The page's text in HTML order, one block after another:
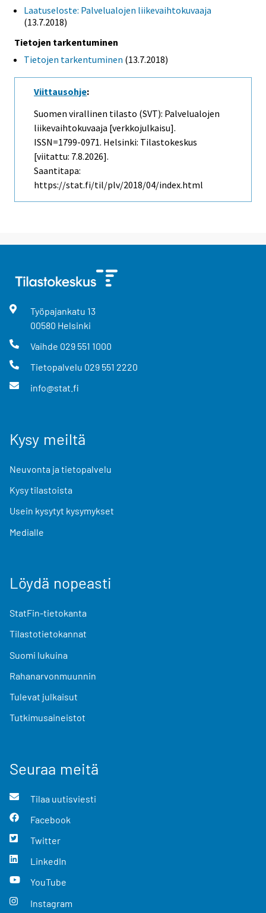
Laatuseloste: Palvelualojen liikevaihtokuvaaja
(13.7.2018)
Tietojen tarkentuminen
Tietojen tarkentuminen (13.7.2018)
Viittausohje:
Suomen virallinen tilasto (SVT): Palvelualojen
liikevaihtokuvaaja [verkkojulkaisu].
ISSN=1799-0971. Helsinki: Tilastokeskus
[viitattu: 7.8.2026].
Saantitapa:
https://stat.fi/til/plv/2018/04/index.html
Työpajankatu 13
00580 Helsinki
Vaihde 029 551 1000
Tietopalvelu 029 551 2220
info@stat.fi
Kysy meiltä
Neuvonta ja tietopalvelu
Kysy tilastoista
Usein kysytyt kysymykset
Medialle
Löydä nopeasti
StatFin-tietokanta
Tilastotietokannat
Suomi lukuina
Rahanarvonmuunnin
Tulevat julkaisut
Tutkimusaineistot
Seuraa meitä
Tilaa uutisviesti
Facebook
Twitter
LinkedIn
YouTube
Instagram